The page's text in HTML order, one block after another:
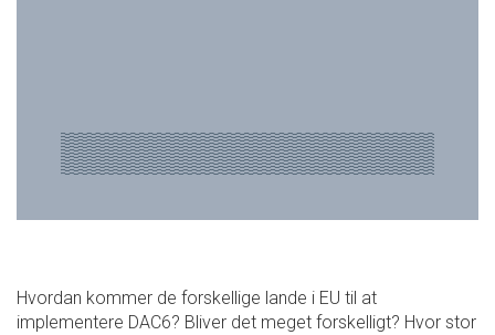
Hvordan kommer de forskellige lande i EU til at
implementere DAC6? Bliver det meget forskelligt? Hvor stor